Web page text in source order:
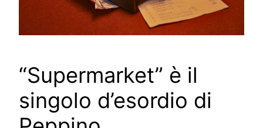
“Supermarket” è il
singolo d’esordio di